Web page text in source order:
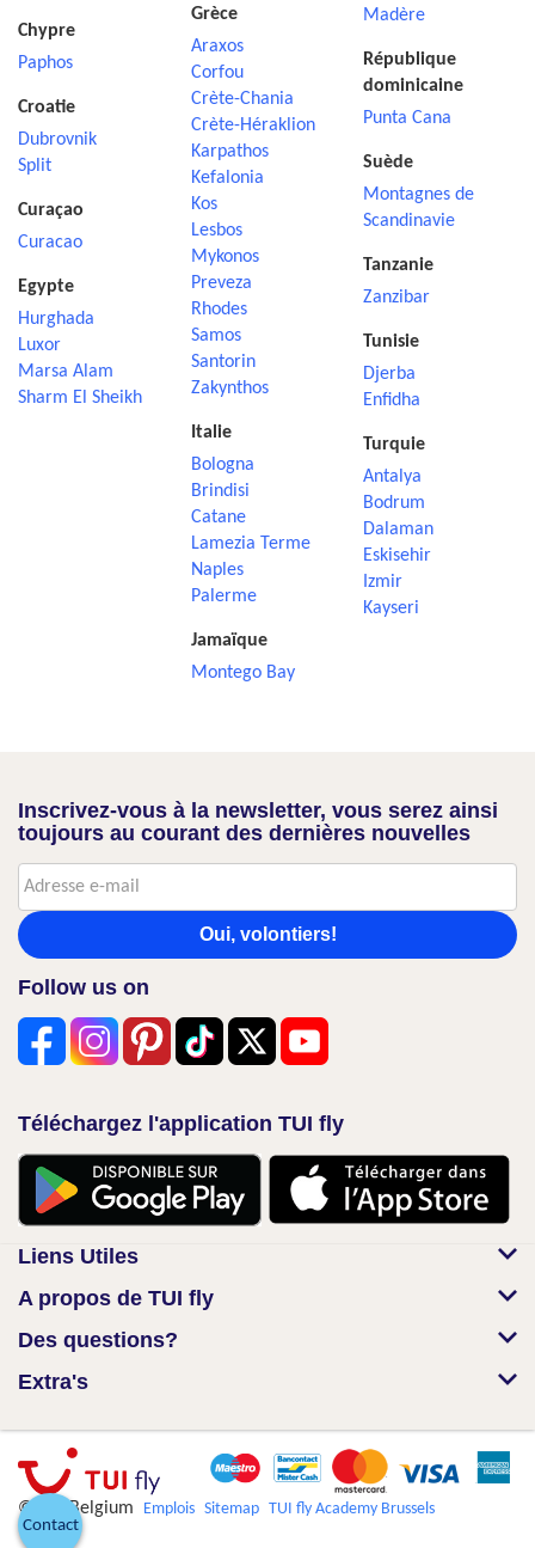
Chypre
Paphos
Croatie
Dubrovnik
Split
Curaçao
Curacao
Egypte
Hurghada
Luxor
Marsa Alam
Sharm El Sheikh
Grèce
Araxos
Corfou
Crète-Chania
Crète-Héraklion
Karpathos
Kefalonia
Kos
Lesbos
Mykonos
Preveza
Rhodes
Samos
Santorin
Zakynthos
Italie
Bologna
Brindisi
Catane
Lamezia Terme
Naples
Palerme
Jamaïque
Montego Bay
Madère
République
dominicaine
Punta Cana
Suède
Montagnes de
Scandinavie
Tanzanie
Zanzibar
Tunisie
Djerba
Enfidha
Turquie
Antalya
Bodrum
Dalaman
Eskisehir
Izmir
Kayseri
Inscrivez-vous à la newsletter, vous serez ainsi
toujours au courant des dernières nouvelles
Oui, volontiers!
Follow us on
Téléchargez l'application TUI fly
Liens Utiles
A propos de TUI fly
Des questions?
Extra's
© TUI Belgium Emplois Sitemap TUI fly Academy Brussels
Contact